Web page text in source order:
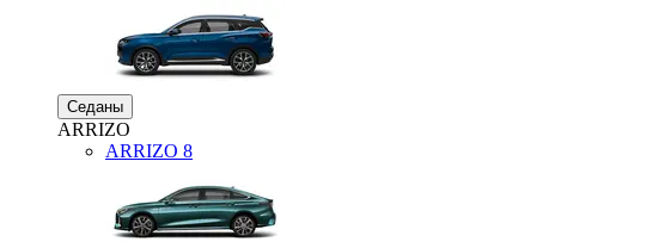
Седаны
ARRIZO
ARRIZO 8